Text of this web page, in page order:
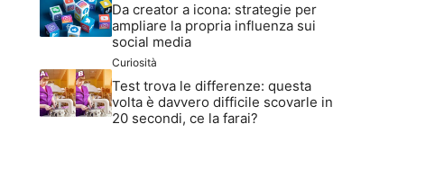
Da creator a icona: strategie per
ampliare la propria influenza sui
social media
Curiosità
Test trova le differenze: questa
volta è davvero difficile scovarle in
20 secondi, ce la farai?